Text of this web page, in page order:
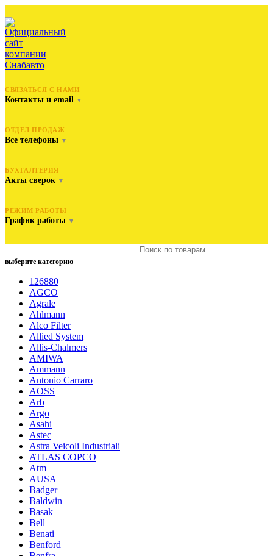
СВЯЗАТЬСЯ С НАМИ
Контакты и email ▼
ОТДЕЛ ПРОДАЖ
Все телефоны ▼
БУХГАЛТЕРИЯ
Акты сверок ▼
РЕЖИМ РАБОТЫ
График работы ▼
выберите категорию
126880
AGCO
Agrale
Ahlmann
Alco Filter
Allied System
Allis-Chalmers
AMIWA
Ammann
Antonio Carraro
AOSS
Arb
Argo
Asahi
Astec
Astra Veicoli Industriali
ATLAS COPCO
Atm
AUSA
Badger
Baldwin
Basak
Bell
Benati
Benford